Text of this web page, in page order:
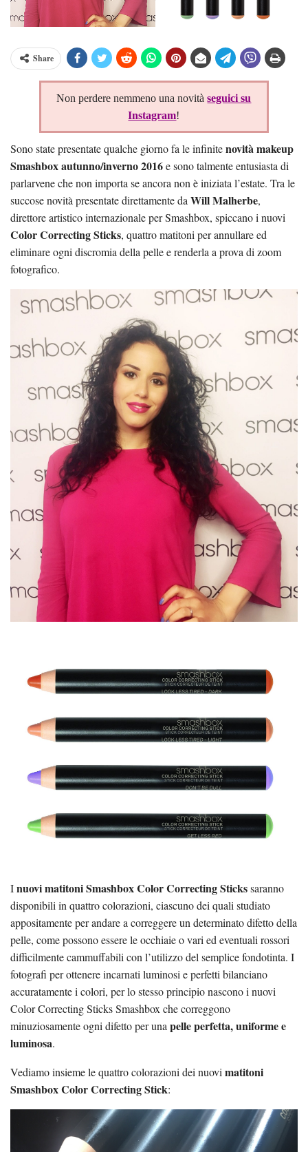
Share
Non perdere nemmeno una novitàseguici su
Instagram!
Sono state presentate qualche giorno fa le infinitenovità makeup
Smashbox autunno/inverno 2016e sono talmente entusiasta di
parlarvene che non importa se ancora non è iniziata l’estate. Tra le
succose novità presentate direttamente da Will Malherbe,
direttore artistico internazionale per Smashbox, spiccano i nuovi
Color Correcting Sticks, quattro matitoni per annullare ed
eliminare ogni discromia della pelle e renderla a prova di zoom
fotografico.
Inuovi matitoni Smashbox Color Correcting Stickssaranno
disponibili in quattro colorazioni, ciascuno dei quali studiato
appositamente per andare a correggere un determinato difetto della
pelle, come possono essere le occhiaie o vari ed eventuali rossori
difficilmente cammuffabili con l’utilizzo del semplice fondotinta. I
fotografi per ottenere incarnati luminosi e perfetti bilanciano
accuratamente i colori, per lo stesso principio nascono i nuovi
Color Correcting Sticks Smashbox che correggono
minuziosamente ogni difetto per unapelle perfetta, uniforme e
luminosa.
Vediamo insieme le quattro colorazioni dei nuovimatitoni
Smashbox Color Correcting Stick: